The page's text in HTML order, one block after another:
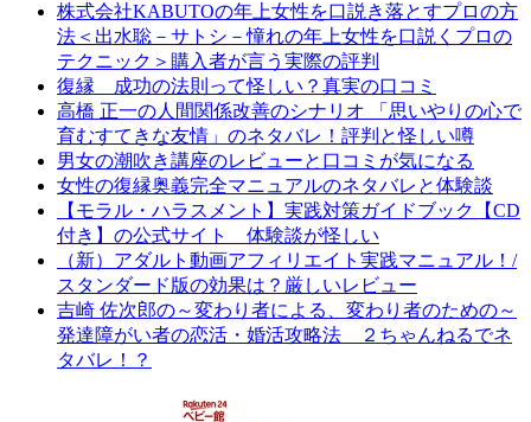
株式会社KABUTOの年上女性を口説き落とすプロの方
法＜出水聡－サトシ－憧れの年上女性を口説くプロの
テクニック＞購入者が言う実際の評判
復縁 成功の法則って怪しい？真実の口コミ
高橋 正一の人間関係改善のシナリオ 「思いやりの心で
育むすてきな友情」のネタバレ！評判と怪しい噂
男女の潮吹き講座のレビューと口コミが気になる
女性の復縁奥義完全マニュアルのネタバレと体験談
【モラル・ハラスメント】実践対策ガイドブック【CD
付き】の公式サイト 体験談が怪しい
（新）アダルト動画アフィリエイト実践マニュアル！/
スタンダード版の効果は？厳しいレビュー
吉崎 佐次郎の～変わり者による、変わり者のための～
発達障がい者の恋活・婚活攻略法 ２ちゃんねるでネ
タバレ！？